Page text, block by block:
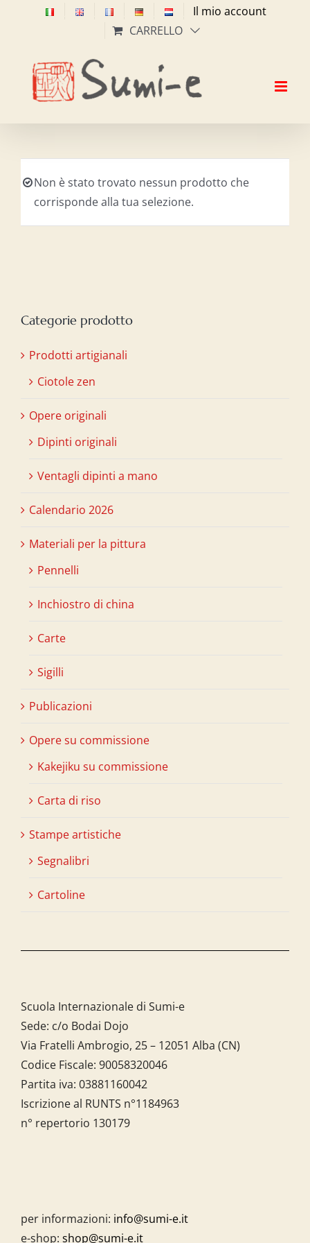
Il mio account
CARRELLO
Non è stato trovato nessun prodotto che
corrisponde alla tua selezione.
Categorie prodotto
Prodotti artigianali
Ciotole zen
Opere originali
Dipinti originali
Ventagli dipinti a mano
Calendario 2026
Materiali per la pittura
Pennelli
Inchiostro di china
Carte
Sigilli
Publicazioni
Opere su commissione
Kakejiku su commissione
Carta di riso
Stampe artistiche
Segnalibri
Cartoline
Scuola Internazionale di Sumi-e
Sede: c/o Bodai Dojo
Via Fratelli Ambrogio, 25 – 12051 Alba (CN)
Codice Fiscale: 90058320046
Partita iva: 03881160042
Iscrizione al RUNTS n°1184963
n° repertorio 130179
per informazioni: info@sumi-e.it
e-shop: shop@sumi-e.it